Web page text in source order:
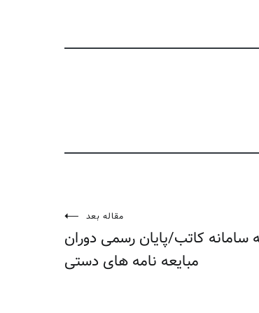
مقاله بعد
سامانه کاتب/پایان رسمی دوران
مبایعه نامه های دستی